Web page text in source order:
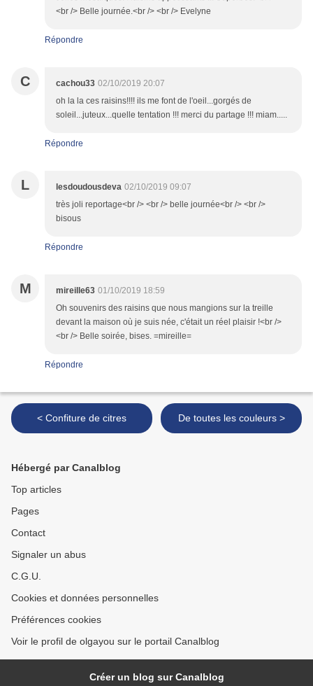
<br /> Belle journée.<br /> <br /> Evelyne
Répondre
C cachou33 02/10/2019 20:07
oh la la ces raisins!!!! ils me font de l'oeil...gorgés de
soleil...juteux...quelle tentation !!! merci du partage !!! miam.....
Répondre
L lesdoudousdeva 02/10/2019 09:07
très joli reportage<br /> <br /> belle journée<br /> <br />
bisous
Répondre
M mireille63 01/10/2019 18:59
Oh souvenirs des raisins que nous mangions sur la treille
devant la maison où je suis née, c'était un réel plaisir !<br />
<br /> Belle soirée, bises. =mireille=
Répondre
< Confiture de citres De toutes les couleurs >
Hébergé par Canalblog
Top articles
Pages
Contact
Signaler un abus
C.G.U.
Cookies et données personnelles
Préférences cookies
Voir le profil de olgayou sur le portail Canalblog
Créer un blog sur Canalblog